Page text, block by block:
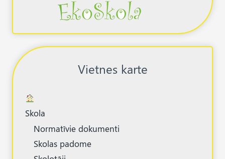
Vietnes karte
Skola
Normatīvie dokumenti
Skolas padome